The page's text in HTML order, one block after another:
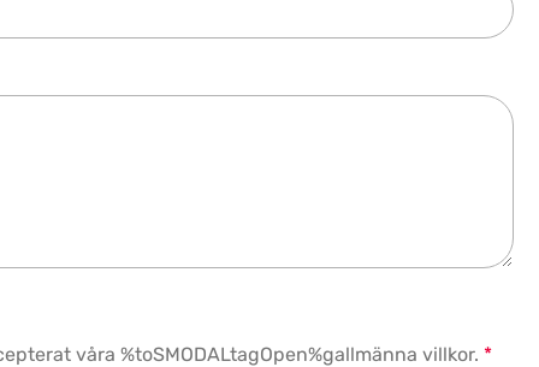
våra %toSMODALtagOpen%gallmänna villkor. *